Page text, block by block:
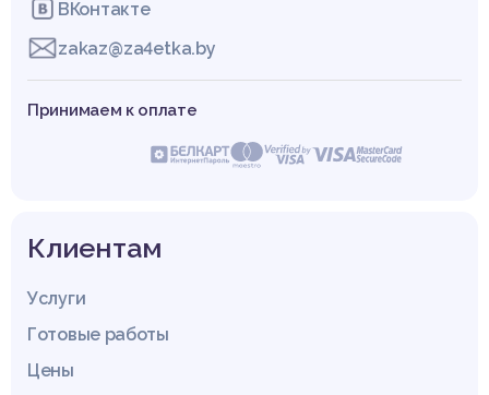
ВКонтакте
zakaz@za4etka.by
Принимаем к оплате
Клиентам
Услуги
Готовые работы
Цены